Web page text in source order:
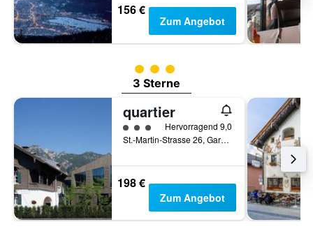
156 €
Zum Angebot
Bewertungskategorie 3
3 Sterne
quartier
Bewertungskategorie 3
Hervorragend 9,0
St.-Martin-Strasse 26, Garmisch-Partenkirchen, Bayern, Deutschland
198 €
Zum Angebot